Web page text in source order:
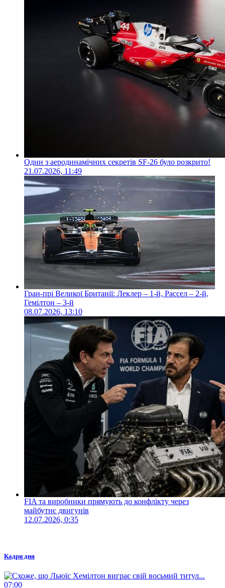
Один з аеродинамічних секретів SF-26 було розкрито!
21.07.2026, 11:49
Гран-прі Великої Британії: Леклер – 1-й, Рассел – 2-й,
Гемілтон – 3-й
08.07.2026, 13:10
FIA та виробники прямують до конфлікту через
майбутнє двигунів
12.07.2026, 0:35
Кадри дня
07:00